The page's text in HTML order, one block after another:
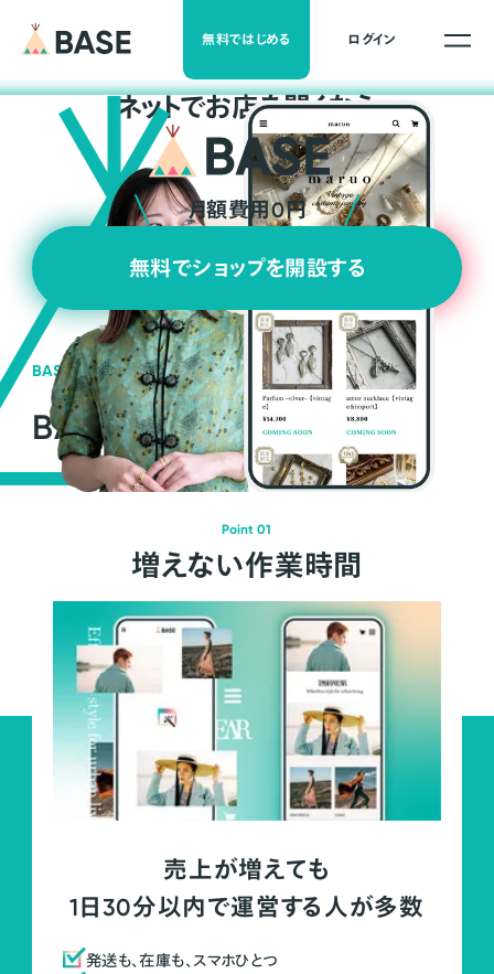
無料ではじめる ログイン
ネットでお店を開くなら
月額費用0円
無料でショップを開設する
BASEの強み
BASEが強い3つの理由
Point 01
増えない作業時間
売上が増えても
1日30分以内で運営する人が多数
発送も、在庫も、スマホひとつ